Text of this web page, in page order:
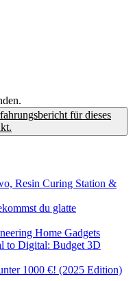
für dieses
Resin Curing Station &
du glatte
Home Gadgets
to Digital: Budget 3D
1000 €! (2025 Edition)